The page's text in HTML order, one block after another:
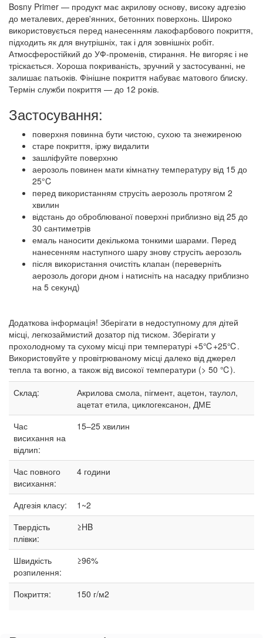
Bosny Primer — продукт має акрилову основу, високу адгезію
до металевих, дерев'янних, бетонних поверхонь. Широко
використовується перед нанесенням лакофарбового покриття,
підходить як для внутрішніх, так і для зовнішніх робіт.
Атмосферостійкий до УФ-променів, стирання. Не вигоряє і не
тріскається. Хороша покриваність, зручний у застосуванні, не
залишає патьоків. Фінішне покриття набуває матового блиску.
Термін служби покриття — до 12 років.
Застосування:
поверхня повинна бути чистою, сухою та знежиреною
старе покриття, іржу видалити
зашліфуйте поверхню
аерозоль повинен мати кімнатну температуру від 15 до
25°C
перед використанням струсіть аерозоль протягом 2
хвилин
відстань до оброблюваної поверхні приблизно від 25 до
30 сантиметрів
емаль наносити декількома тонкими шарами. Перед
нанесенням наступного шару знову струсіть аерозоль
після використання очистіть клапан (переверніть
аерозоль догори дном і натисніть на насадку приблизно
на 5 секунд)
Додаткова інформація! Зберігати в недоступному для дітей
місці, легкозаймистий дозатор під тиском. Зберігати у
прохолодному та сухому місці при температурі +5℃+25℃.
Використовуйте у провітрюваному місці далеко від джерел
тепла та вогню, а також від високої температури (> 50 ℃).
Склад:
Акрилова смола, пігмент, ацетон, таулол,
ацетат етила, циклогексанон, ДМЕ
Час
висихання на
відлип:
15–25 хвилин
Час повного
висихання:
4 години
Адгезія класу:
1~2
Твердість
плівки:
≥HB
Швидкість
розпилення:
≥96%
Покриття: 150 г/м2